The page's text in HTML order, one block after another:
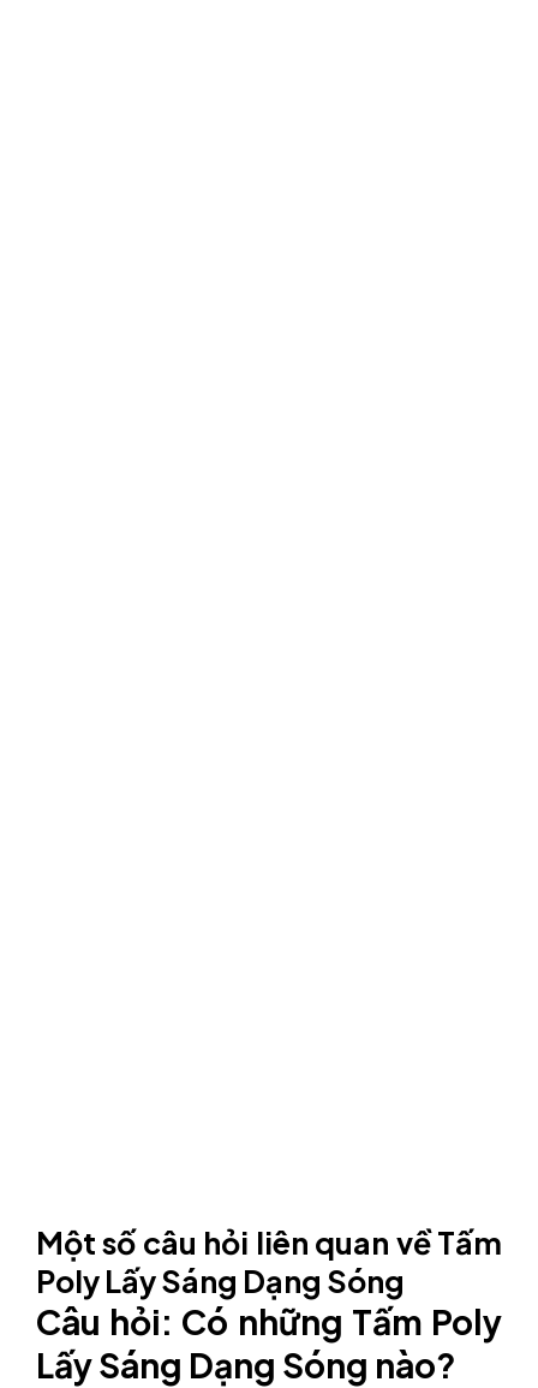
Một số câu hỏi liên quan về Tấm
Poly Lấy Sáng Dạng Sóng
Câu hỏi: Có những Tấm Poly
Lấy Sáng Dạng Sóng nào?